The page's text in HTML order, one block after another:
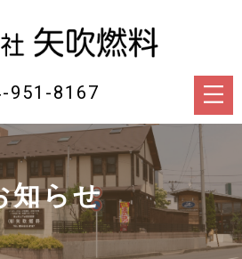
951-8167
知らせ